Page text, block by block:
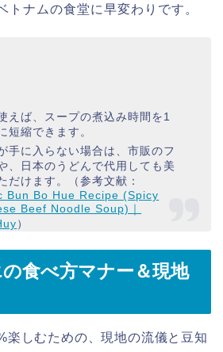
トナムの食堂に早変わりです。
えば、スープの煮込み時間を1
短縮できます。
手に入らない場合は、市販のフ
、日本のうどんで代用しても美
だけます。（参考文献：
Bun Bo Hue Recipe (Spicy
Beef Noodle Soup)｜
）
食べ方マナー＆現地
楽しむための、現地の流儀と豆知